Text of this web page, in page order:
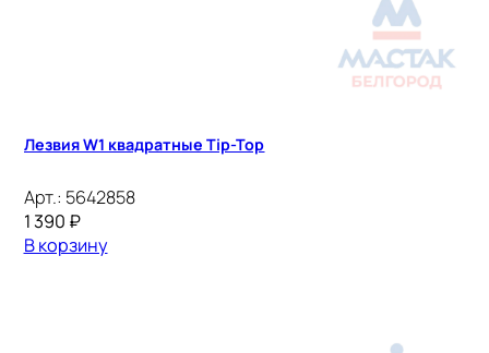
Лезвия W1 квадратные Tip-Top
Арт.: 5642858
1 390 ₽
В корзину